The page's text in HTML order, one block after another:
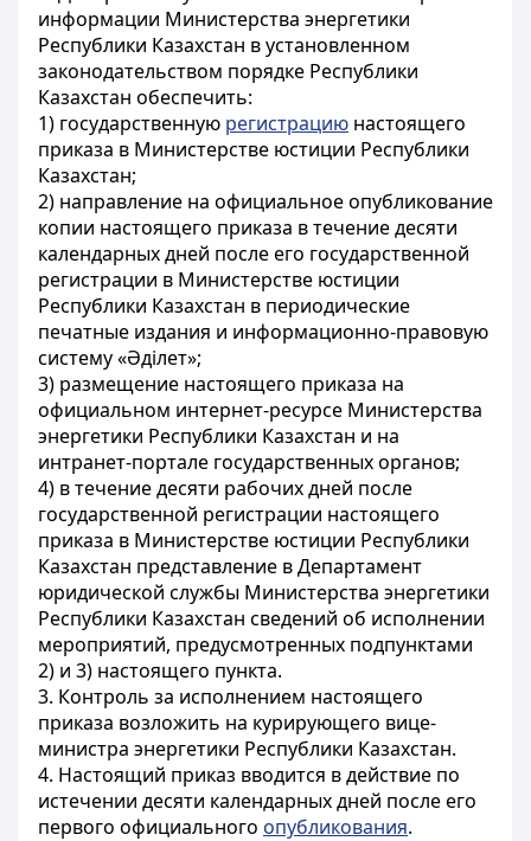
информации Министерства энергетики
Республики Казахстан в установленном
законодательством порядке Республики
Казахстан обеспечить:
1) государственную регистрацию настоящего
приказа в Министерстве юстиции Республики
Казахстан;
2) направление на официальное опубликование
копии настоящего приказа в течение десяти
календарных дней после его государственной
регистрации в Министерстве юстиции
Республики Казахстан в периодические
печатные издания и информационно-правовую
систему «Әділет»;
3) размещение настоящего приказа на
официальном интернет-ресурсе Министерства
энергетики Республики Казахстан и на
интранет-портале государственных органов;
4) в течение десяти рабочих дней после
государственной регистрации настоящего
приказа в Министерстве юстиции Республики
Казахстан представление в Департамент
юридической службы Министерства энергетики
Республики Казахстан сведений об исполнении
мероприятий, предусмотренных подпунктами
2) и 3) настоящего пункта.
3. Контроль за исполнением настоящего
приказа возложить на курирующего вице-
министра энергетики Республики Казахстан.
4. Настоящий приказ вводится в действие по
истечении десяти календарных дней после его
первого официального опубликования.